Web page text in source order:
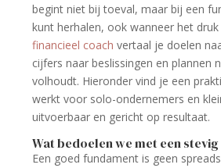
begint niet bij toeval, maar bij een
kunt herhalen, ook wanneer het
financieel coach vertaal je doelen
cijfers naar beslissingen en plannen
volhoudt. Hieronder vind je een
werkt voor solo-ondernemers en
uitvoerbaar en gericht op resultaat.
Wat bedoelen we met een
Een goed fundament is geen